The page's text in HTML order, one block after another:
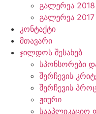
გალერეა 2018
გალერეა 2017
კონტაქტი
მთავარი
ჯილდოს შესახებ
სპონსორები
შერჩევის
შერჩევის
ჟიური
სააპლიკაციო